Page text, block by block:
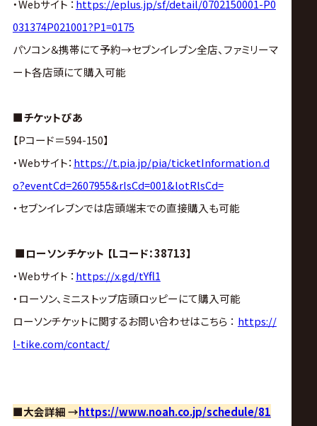
・Webサイト ： https://eplus.jp/sf/detail/0702150001-P0
031374P021001?P1=0175
パソコン＆携帯にて予約→セブンイレブン全店、ファミリーマ
ート各店頭にて購入可能
■チケットぴあ
【Pコード＝594-150】
・Webサイト： https://t.pia.jp/pia/ticketInformation.d
o?eventCd=2607955&rlsCd=001&lotRlsCd=
・セブンイレブンでは店頭端末での直接購入も可能
■ローソンチケット 【Lコード：38713】
・Webサイト ： https://x.gd/tYfl1
・ローソン、ミニストップ店頭ロッピーにて購入可能
ローソンチケットに関するお問い合わせはこちら ： https://
l-tike.com/contact/
■大会詳細 →https://www.noah.co.jp/schedule/81